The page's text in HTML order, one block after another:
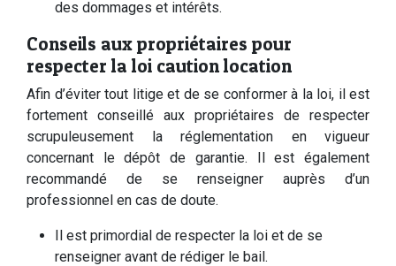
des dommages et intérêts.
Conseils aux propriétaires pour
respecter la loi caution location
Afin d’éviter tout litige et de se conformer à la loi, il est
fortement conseillé aux propriétaires de respecter
scrupuleusement la réglementation en vigueur
concernant le dépôt de garantie. Il est également
recommandé de se renseigner auprès d’un
professionnel en cas de doute.
Il est primordial de respecter la loi et de se
renseigner avant de rédiger le bail.